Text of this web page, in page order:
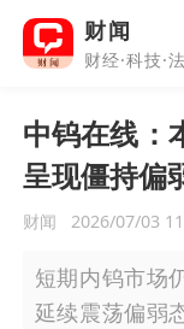
财闻
财经·科技·
中钨在线：
呈现僵持偏
财闻 2026/07/03
短期内钨市场
延续震荡偏弱